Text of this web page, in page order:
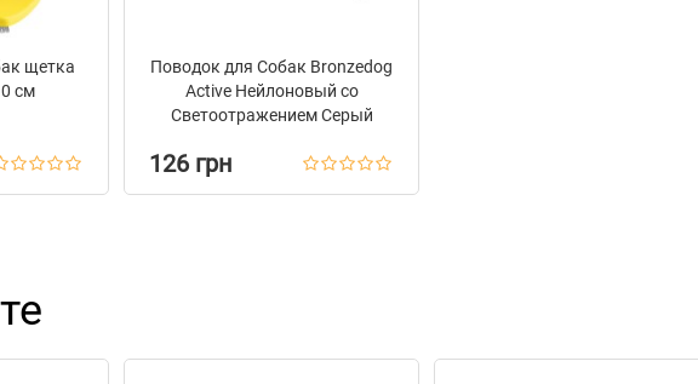
щетка
см
Поводок для Собак Bronzedog
Active Нейлоновый со
Светоотражением Серый
126 грн